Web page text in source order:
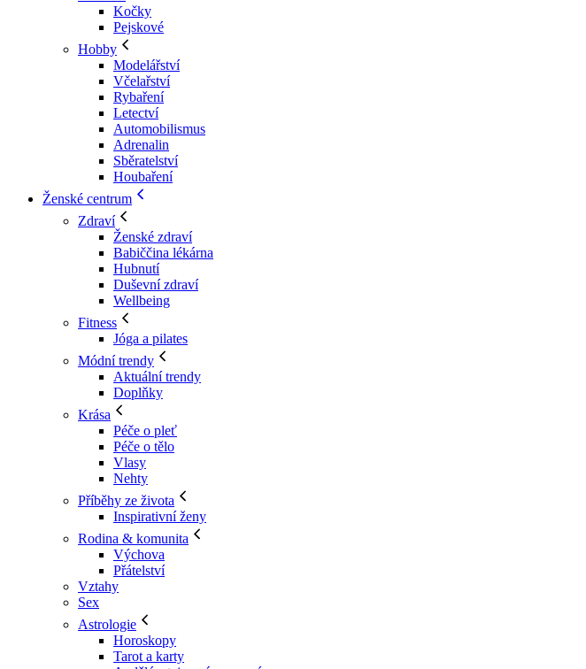
Kočky
Pejskové
Hobby
Modelářství
Včelařství
Rybaření
Letectví
Automobilismus
Adrenalin
Sběratelství
Houbaření
Ženské centrum
Zdraví
Ženské zdraví
Babiččina lékárna
Hubnutí
Duševní zdraví
Wellbeing
Fitness
Jóga a pilates
Módní trendy
Aktuální trendy
Doplňky
Krása
Péče o pleť
Péče o tělo
Vlasy
Nehty
Příběhy ze života
Inspirativní ženy
Rodina & komunita
Výchova
Přátelství
Vztahy
Sex
Astrologie
Horoskopy
Tarot a karty